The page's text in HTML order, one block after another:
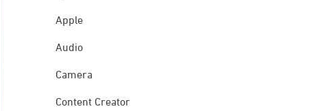
Apple
Audio
Camera
Content Creator